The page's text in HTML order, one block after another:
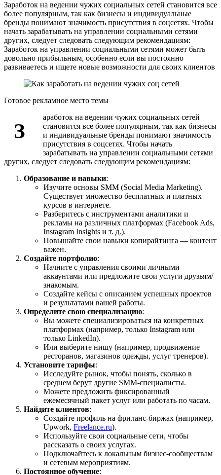
Заработок на ведении чужих социальных сетей становится все
более популярным, так как бизнесы и индивидуальные
бренды понимают значимость присутствия в соцсетях. Чтобы
начать зарабатывать на управлении социальными сетями
других, следует следовать следующим рекомендациям:
Заработок на управлении социальными сетями может быть
довольно прибыльным, особенно если вы постоянно
развиваетесь и ищете новые возможности для своих клиентов
Готовое рекламное место темы
З
аработок на ведении чужих социальных сетей
становится все более популярным, так как бизнесы
и индивидуальные бренды понимают значимость
присутствия в соцсетях. Чтобы начать
зарабатывать на управлении социальными сетями
других, следует следовать следующим рекомендациям:
Образование и навыки:
Изучите основы SMM (Social Media Marketing).
Существует множество бесплатных и платных
курсов в интернете.
Разберитесь с инструментами аналитики и
рекламы на различных платформах (Facebook Ads,
Instagram Insights и т. д.).
Повышайте свои навыки копирайтинга — контент
важен.
Создайте портфолио:
Начните с управления своими личными
аккаунтами или предложите свои услуги друзьям/
знакомым.
Создайте кейсы с описанием успешных проектов
и результатами вашей работы.
Определите свою специализацию:
Вы можете специализироваться на конкретных
платформах (например, только Instagram или
только LinkedIn).
Или выберите нишу (например, продвижение
ресторанов, магазинов одежды, услуг тренеров).
Установите тарифы:
Исследуйте рынок, чтобы понять, сколько в
среднем берут другие SMM-специалисты.
Можете предложить фиксированный
ежемесячный пакет услуг или работать по часам.
Найдите клиентов:
Создайте профиль на фриланс-биржах (например,
Upwork, Freelance.ru).
Используйте свои социальные сети, чтобы
рассказать о своих услугах.
Подключайтесь к локальным бизнес-сообществам
и сетевым мероприятиям.
Постоянное обучение: